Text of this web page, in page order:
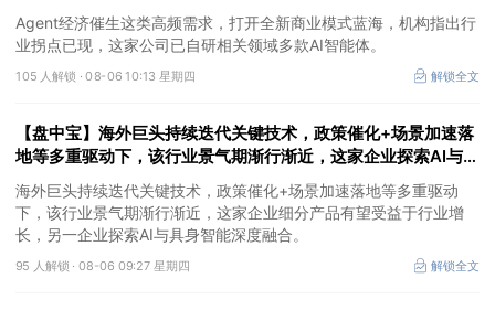
Agent经济催生这类高频需求，打开全新商业模式蓝海，机构指出行
业拐点已现，这家公司已自研相关领域多款AI智能体。
105 人解锁 ·08-06 10:13 星期四 解锁全文
【盘中宝】海外巨头持续迭代关键技术，政策催化+场景加速落
地等多重驱动下，该行业景气期渐行渐近，这家企业探索AI与具
身智能深度融合
海外巨头持续迭代关键技术，政策催化+场景加速落地等多重驱动
下，该行业景气期渐行渐近，这家企业细分产品有望受益于行业增
长，另一企业探索AI与具身智能深度融合。
95 人解锁 · 08-06 09:27 星期四 解锁全文